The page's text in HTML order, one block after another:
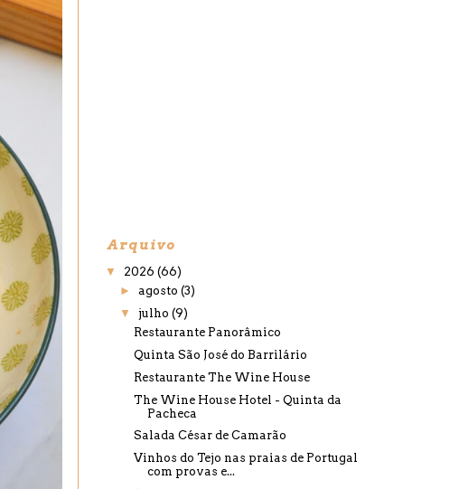
Arquivo
▼ 2026 (66)
► agosto (3)
▼ julho (9)
Restaurante Panorâmico
Quinta São José do Barrilário
Restaurante The Wine House
The Wine House Hotel - Quinta da
Pacheca
Salada César de Camarão
Vinhos do Tejo nas praias de Portugal
com provas e...